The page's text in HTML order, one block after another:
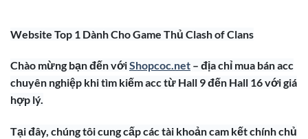
Website Top 1 Dành Cho Game Thủ Clash of Clans
Chào mừng bạn đến vớiShopcoc.net – địa chỉ mua bán acc
chuyên nghiệp khi tìm kiếm acc từ Hall 9 đến Hall 16 với giá
hợp lý.
Tại đây, chúng tôi cung cấp các tài khoản cam kết chính chủ